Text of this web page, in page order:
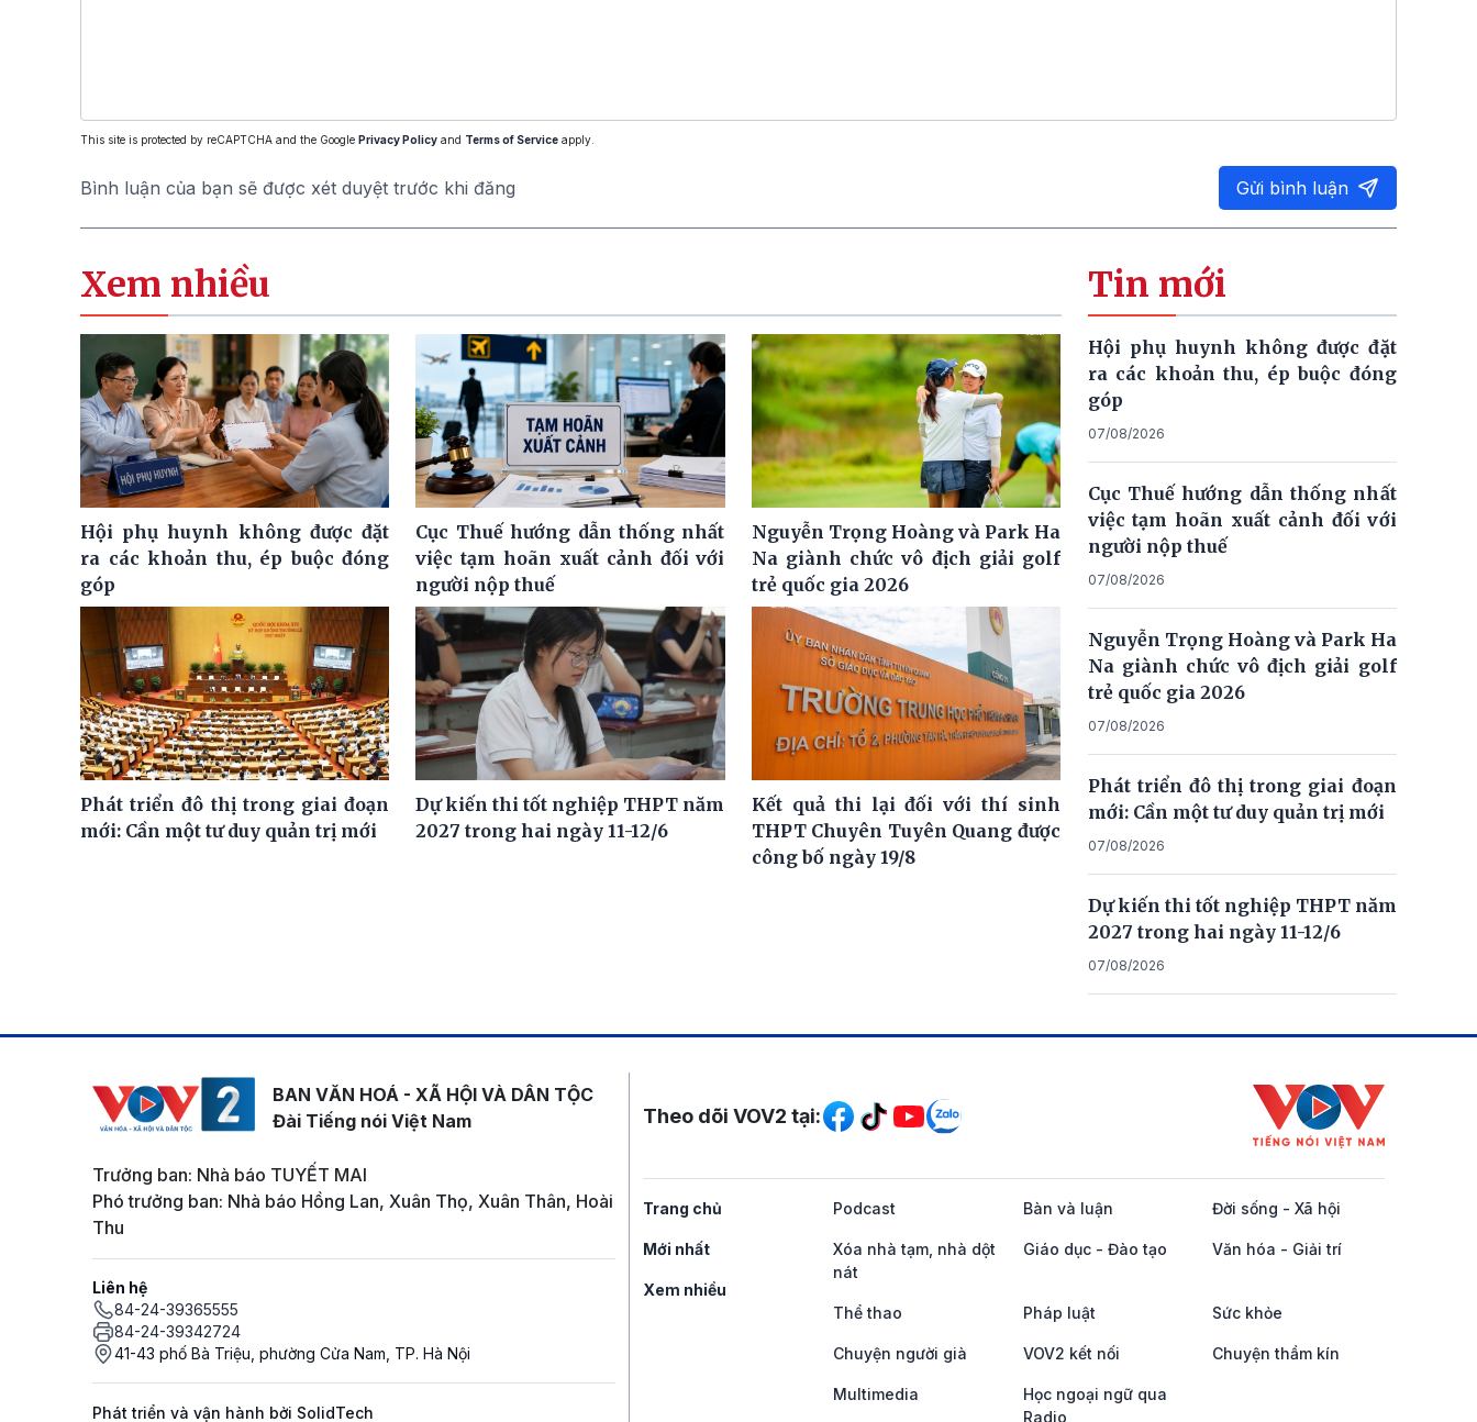
This site is protected by reCAPTCHA and the Google Privacy Policy and Terms of Service apply.
Bình luận của bạn sẽ được xét duyệt trước khi đăng Gửi bình luận
Xem nhiều
Hội phụ huynh không được đặt
ra các khoản thu, ép buộc đóng
góp
Cục Thuế hướng dẫn thống nhất
việc tạm hoãn xuất cảnh đối với
người nộp thuế
Nguyễn Trọng Hoàng và Park Ha
Na giành chức vô địch giải golf
trẻ quốc gia 2026
Phát triển đô thị trong giai đoạn
mới: Cần một tư duy quản trị mới
Dự kiến thi tốt nghiệp THPT năm
2027 trong hai ngày 11-12/6
Kết quả thi lại đối với thí sinh
THPT Chuyên Tuyên Quang được
công bố ngày 19/8
Tin mới
Hội phụ huynh không được đặt
ra các khoản thu, ép buộc đóng
góp
07/08/2026
Cục Thuế hướng dẫn thống nhất
việc tạm hoãn xuất cảnh đối với
người nộp thuế
07/08/2026
Nguyễn Trọng Hoàng và Park Ha
Na giành chức vô địch giải golf
trẻ quốc gia 2026
07/08/2026
Phát triển đô thị trong giai đoạn
mới: Cần một tư duy quản trị mới
07/08/2026
Dự kiến thi tốt nghiệp THPT năm
2027 trong hai ngày 11-12/6
07/08/2026
BAN VĂN HOÁ - XÃ HỘI VÀ DÂN TỘC
Đài Tiếng nói Việt Nam
Trưởng ban: Nhà báo TUYẾT MAI
Phó trưởng ban: Nhà báo Hồng Lan, Xuân Thọ, Xuân Thân, Hoài
Thu
Liên hệ
84-24-39365555
84-24-39342724
41-43 phố Bà Triệu, phường Cửa Nam, TP. Hà Nội
Phát triển và vận hành bởi SolidTech
Mạng xã hội
Theo dõi VOV2 tại:
Trang chủ
Mới nhất
Xem nhiều
Podcast Bàn và luận Đời sống - Xã hội
Xóa nhà tạm, nhà dột
nát
Giáo dục - Đào tạo Văn hóa - Giải trí
Thể thao Pháp luật Sức khỏe
Chuyện người già VOV2 kết nối Chuyện thầm kín
Multimedia
Học ngoại ngữ qua
Radio